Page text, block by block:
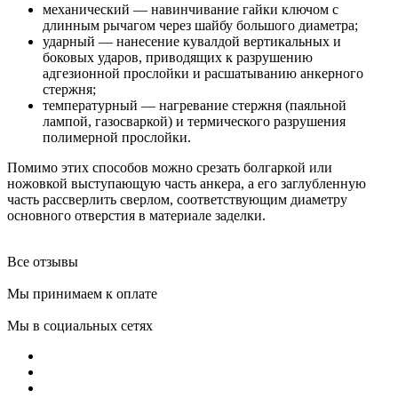
механический — навинчивание гайки ключом с
длинным рычагом через шайбу большого диаметра;
ударный — нанесение кувалдой вертикальных и
боковых ударов, приводящих к разрушению
адгезионной прослойки и расшатыванию анкерного
стержня;
температурный — нагревание стержня (паяльной
лампой, газосваркой) и термического разрушения
полимерной прослойки.
Помимо этих способов можно срезать болгаркой или
ножовкой выступающую часть анкера, а его заглубленную
часть рассверлить сверлом, соответствующим диаметру
основного отверстия в материале заделки.
Все отзывы
Мы принимаем к оплате
Мы в социальных сетях